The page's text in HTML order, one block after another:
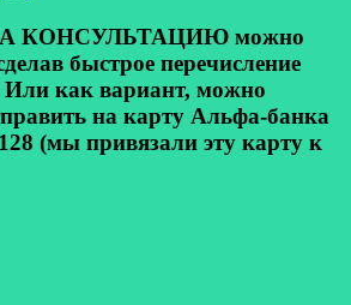
ЗА КОНСУЛЬТАЦИЮ можно
быстрое перечисление
как вариант, можно
на карту Альфа-банка
(мы привязали эту карту к